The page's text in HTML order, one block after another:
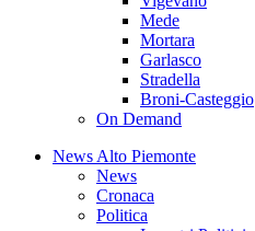
Mede
Mortara
Garlasco
Stradella
Broni-Casteggio
On Demand
News Alto Piemonte
News
Cronaca
Politica